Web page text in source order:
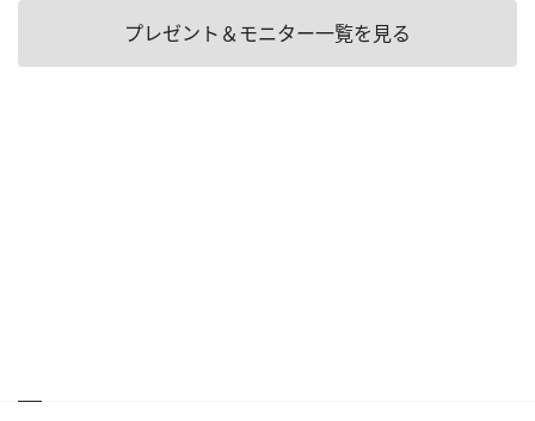
プレゼント＆モニター一覧を見る